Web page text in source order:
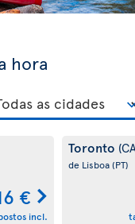
hora
€
incl.
Toronto
de Lisboa(PT)